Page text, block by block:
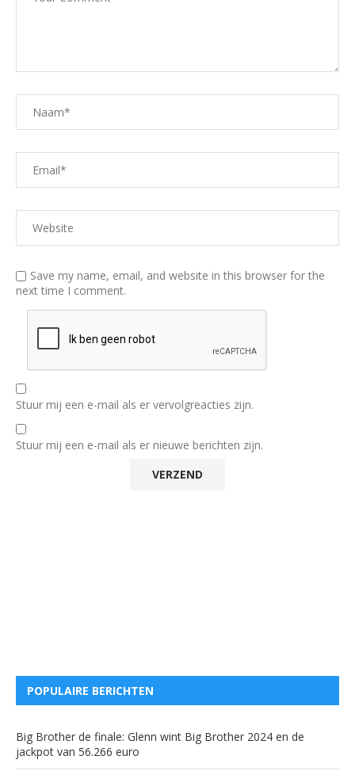
Save my name, email, and website in this browser for the
next time I comment.
Stuur mij een e-mail als er vervolgreacties zijn.
Stuur mij een e-mail als er nieuwe berichten zijn.
POPULAIRE BERICHTEN
Big Brother de finale: Glenn wint Big Brother 2024 en de
jackpot van 56.266 euro